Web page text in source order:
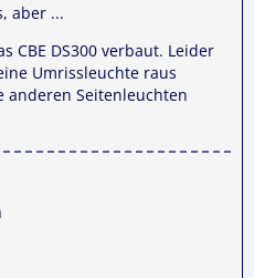
aber ...
CBE DS300 verbaut. Leider
Umrissleuchte raus
anderen Seitenleuchten